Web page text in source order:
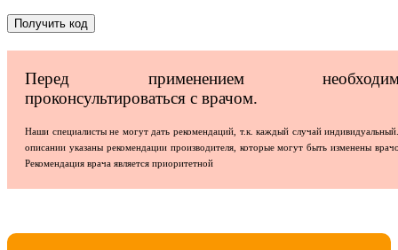
Получить код
Перед применением
проконсультироваться с врачом.
Наши специалисты не могут дать рекомендаций, т.к. каждый случай
описании указаны рекомендации производителя, которые могут быть изменены
Рекомендация врача является приоритетной